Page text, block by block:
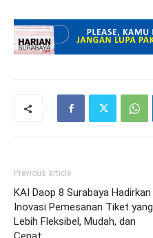
Previous article
KAI Daop 8 Surabaya Hadirkan
Inovasi Pemesanan Tiket yang
Lebih Fleksibel, Mudah, dan